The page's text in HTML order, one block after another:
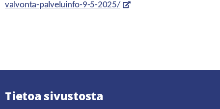
valvonta-palveluinfo-9-5-2025/
linkki avautuu uuteen
Tietoa sivustosta